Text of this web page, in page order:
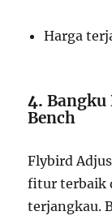
Harga
4.Bangku
Bench
Flybird
fitur terbaik
terjangkau.